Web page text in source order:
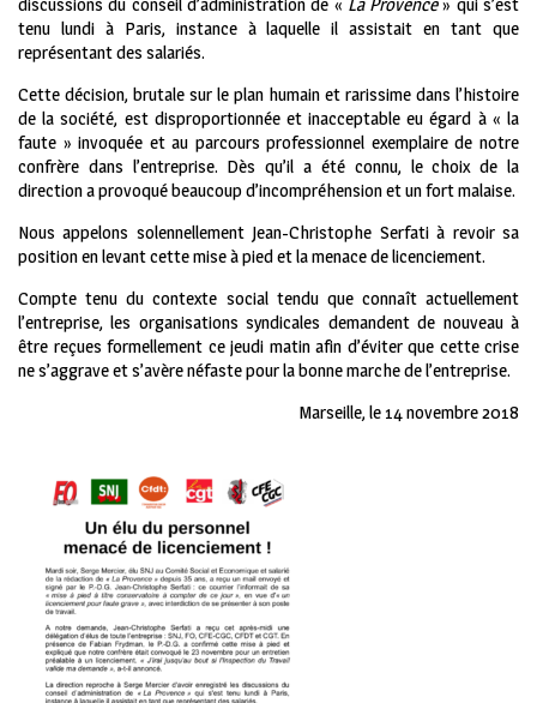
tenu lundi à Paris, instance à laquelle il assistait en tant que
représentant des salariés.
Cette décision, brutale sur le plan humain et rarissime dans l’histoire
de la société, est disproportionnée et inacceptable eu égard à « la
faute » invoquée et au parcours professionnel exemplaire de notre
confrère dans l’entreprise. Dès qu’il a été connu, le choix de la
direction a provoqué beaucoup d’incompréhension et un fort malaise.
Nous appelons solennellement Jean-Christophe Serfati à revoir sa
position en levant cette mise à pied et la menace de licenciement.
Compte tenu du contexte social tendu que connaît actuellement
l’entreprise, les organisations syndicales demandent de nouveau à
être reçues formellement ce jeudi matin afin d’éviter que cette crise
ne s’aggrave et s’avère néfaste pour la bonne marche de l’entreprise.
Marseille, le 14 novembre 2018